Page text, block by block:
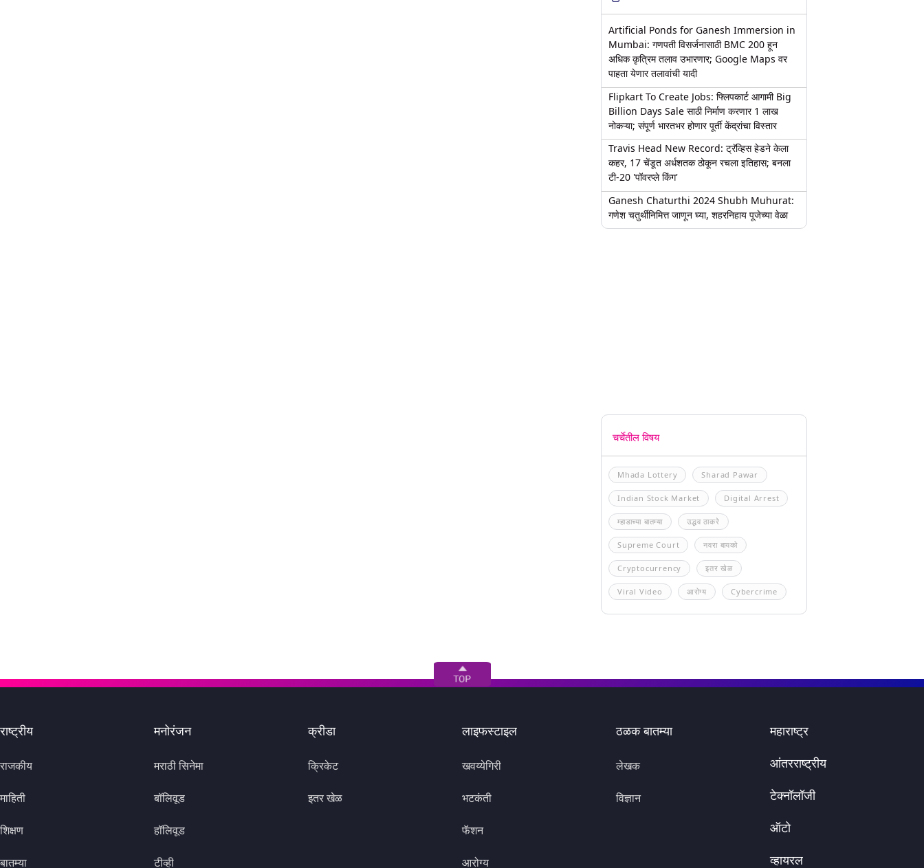
Artificial Ponds for Ganesh Immersion in
Mumbai: गणपती विसर्जनासाठी BMC 200 हून
अधिक कृत्रिम तलाव उभारणार; Google Maps वर
पाहता येणार तलावांची यादी
Flipkart To Create Jobs: फ्लिपकार्ट आगामी Big
Billion Days Sale साठी निर्माण करणार 1 लाख
नोकऱ्या; संपूर्ण भारतभर होणार पूर्ती केंद्रांचा विस्तार
Travis Head New Record: ट्रॅव्हिस हेडने केला
कहर, 17 चेंडूत अर्धशतक ठोकून रचला इतिहास; बनला
टी-20 'पॉवरप्ले किंग'
Ganesh Chaturthi 2024 Shubh Muhurat:
गणेश चतुर्थीनिमित्त जाणून घ्या, शहरनिहाय पूजेच्या वेळा
चर्चेतील विषय
Mhada Lottery Sharad Pawar
Indian Stock Market Digital Arrest
म्हाडाच्या बातम्या उद्धव ठाकरे
Supreme Court नवरा बायको
Cryptocurrency इतर खेळ
Viral Video आरोग्य Cybercrime
राष्ट्रीय
राजकीय
माहिती
शिक्षण
बातम्या
मनोरंजन
मराठी सिनेमा
बॉलिवूड
हॉलिवूड
टीव्ही
क्रीडा
क्रिकेट
इतर खेळ
लाइफस्टाइल
खवय्येगिरी
भटकंती
फॅशन
आरोग्य
ठळक बातम्या
लेखक
विज्ञान
महाराष्ट्र
आंतरराष्ट्रीय
टेक्नॉलॉजी
ऑटो
व्हायरल